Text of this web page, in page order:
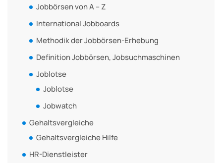
Jobbörsen von A – Z
International Jobboards
Methodik der Jobbörsen-Erhebung
Definition Jobbörsen, Jobsuchmaschinen
Joblotse
Joblotse
Jobwatch
Gehaltsvergleiche
Gehaltsvergleiche Hilfe
HR-Dienstleister